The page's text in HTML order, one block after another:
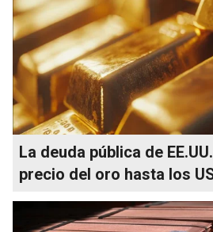
La deuda pública de
precio del oro hasta los